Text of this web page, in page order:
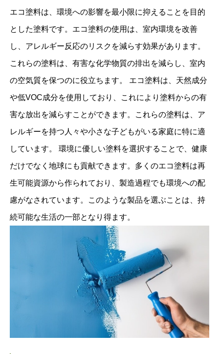
エコ塗料は、環境への影響を最小限に抑えることを目的
とした塗料です。エコ塗料の使用は、室内環境を改善
し、アレルギー反応のリスクを減らす効果があります。
これらの塗料は、有害な化学物質の排出を減らし、室内
の空気質を保つのに役立ちます。 エコ塗料は、天然成分
や低VOC成分を使用しており、これにより塗料からの有
害な放出を減らすことができます。これらの塗料は、ア
レルギーを持つ人々や小さな子どもがいる家庭に特に適
しています。 環境に優しい塗料を選択することで、健康
だけでなく地球にも貢献できます。多くのエコ塗料は再
生可能資源から作られており、製造過程でも環境への配
慮がなされています。このような製品を選ぶことは、持
続可能な生活の一部となり得ます。